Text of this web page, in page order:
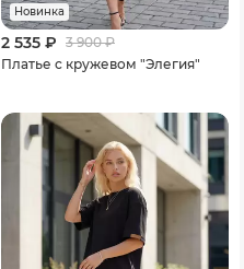
Новинка
2 535 ₽ 3 900₽
Платье с кружевом "Элегия"